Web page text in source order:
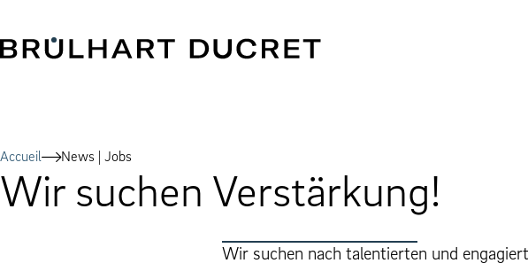
Accueil News | Jobs
Wir suchen Verstärkung!
Wir suchen nach tal­en­tierten und